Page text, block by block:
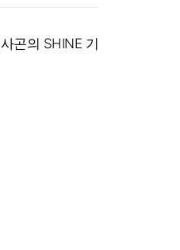
곤의 SHINE 기